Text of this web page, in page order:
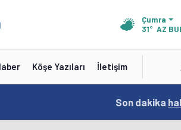
Çumra
31° AZ
Köşe Yazıları İletişim
19:01 /
Son dakika